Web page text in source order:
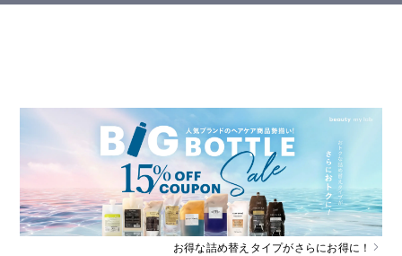
お得な詰め替えタイプがさらにお得に！